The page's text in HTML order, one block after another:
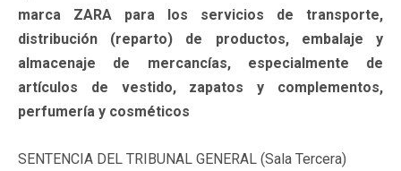
marca ZARA para los servicios de transporte,
distribución (reparto) de productos, embalaje y
almacenaje de mercancías, especialmente de
artículos de vestido, zapatos y complementos,
perfumería y cosméticos
SENTENCIA DEL TRIBUNAL GENERAL (Sala Tercera)